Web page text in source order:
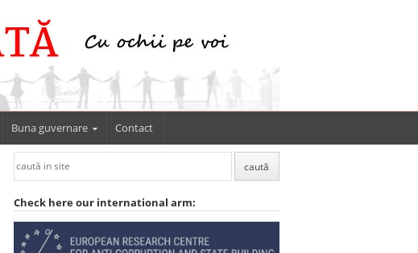
Buna guvernare Contact
Check here our international arm: